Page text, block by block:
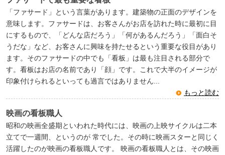
「ファサード」という言葉があります。建築物の正面のデザインを
意味します。ファサードは、お客さんがお店を訪れた時に最初に目
にするもので、「どんな店だろう」「何があるんだろう」「面白そ
うだな」など、お客さんに興味を持たせるという重要な役目があり
ます。そのファサードの中でも「看板」は最も注目される部分で
す。看板はお店の名前であり「顔」です。これで大半のイメージが
印象付けられるといっても過言ではありません...
もっと読む
映画の看板職人
昭和の映画全盛期といわれた時代には、映画の上映サイクルは二本
立てで一週間、というのが 常でした。その時に映画スターと同じく
活躍したのが映画の看板職人です。 映画の看板職人とは、その映画